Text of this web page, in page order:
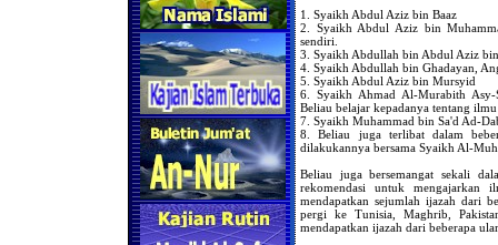
1. Syaikh Abdul Aziz bin Baaz
2. Syaikh Abdul Aziz bin
sendiri.
3. Syaikh Abdullah bin Abdul Aziz
4. Syaikh Abdullah bin Ghadayan,
5. Syaikh Abdul Aziz bin Mursyid
6. Syaikh Ahmad Al-Murabith
Beliau belajar kepadanya tentang
7. Syaikh Muhammad bin Sa'd Ad-
8. Beliau juga terlibat dalam
dilakukannya bersama Syaikh Al-
Beliau juga bersemangat sekali
rekomendasi untuk mengajarkan
mendapatkan sejumlah ijazah dari
pergi ke Tunisia, Maghrib,
mendapatkan ijazah dari beberapa